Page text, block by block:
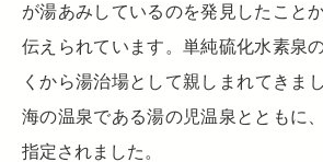
が湯あみしているのを発見したこと
伝えられています。単純硫化水素泉
くから湯治場として親しまれてきま
海の温泉である湯の児温泉とともに
指定されました。